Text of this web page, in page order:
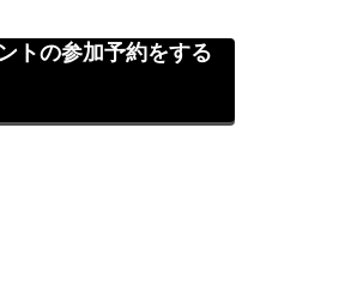
トの参加予約をする